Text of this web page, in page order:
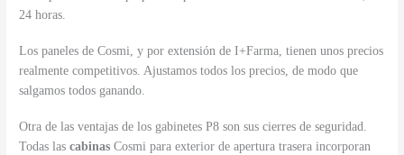
24 horas.
Los paneles de Cosmi, y por extensión de I+Farma, tienen unos precios
realmente competitivos. Ajustamos todos los precios, de modo que
salgamos todos ganando.
Otra de las ventajas de los gabinetes P8 son sus cierres de seguridad.
Todas lascabinas Cosmi para exterior de apertura trasera incorporan